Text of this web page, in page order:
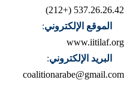
537.26.26.42 (+212)
الموقع الإلكتروني:
www.iitilaf.org
البريد الإلكتروني:
coalitionarabe@gmail.com